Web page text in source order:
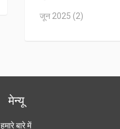
जून 2025 (2)
मेन्यू
हमारे बारे में